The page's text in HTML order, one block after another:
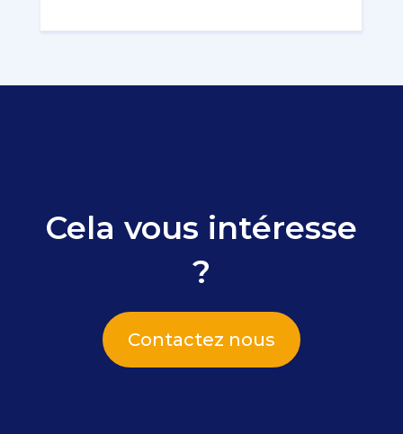
Cela vous intéresse
?
Contactez nous